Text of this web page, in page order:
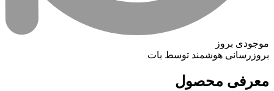
موجودی بروز
بروزرسانی هوشمند توسط بات
معرفی محصول